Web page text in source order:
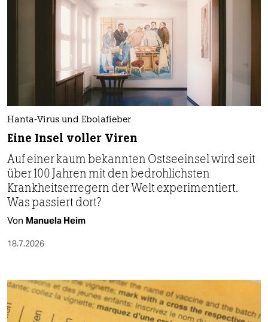
Hanta-Virus und Ebolafieber
Eine Insel voller Viren
Auf einer kaum bekannten Ostseeinsel wird seit
über 100 Jahren mit den bedrohlichsten
Krankheitserregern der Welt experimentiert.
Was passiert dort?
Von Manuela Heim
18.7.2026